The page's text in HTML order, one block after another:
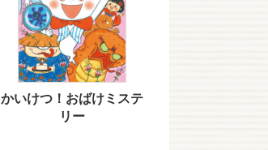
かいけつ！おばけミステ
リー